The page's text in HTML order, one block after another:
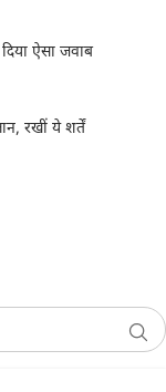
ऐसा जवाब
रखीं ये शर्तें